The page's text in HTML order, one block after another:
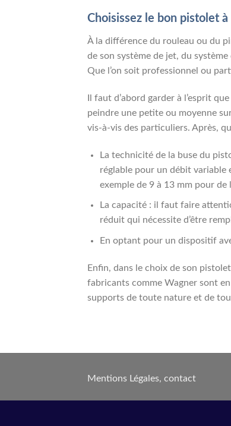
Choisissez le bon pistolet
À la différence du rouleau ou du
de son système de jet, du
Que l’on soit professionnel ou
Il faut d’abord garder à l’esprit
peindre une petite ou moyenne
vis-à-vis des particuliers. Après,
La technicité de la buse du
réglable pour un débit variable
exemple de 9 à 13 mm pour
La capacité : il faut faire
réduit qui nécessite d’être
En optant pour un dispositif
Enfin, dans le choix de son
fabricants comme Wagner sont
supports de toute nature et de
Mentions Légales, contact